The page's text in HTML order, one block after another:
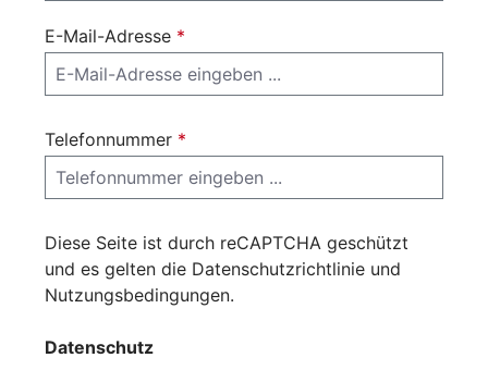
E-Mail-Adresse *
Telefonnummer *
Diese Seite ist durch reCAPTCHA geschützt
und es gelten die Datenschutzrichtlinie und
Nutzungsbedingungen.
Datenschutz